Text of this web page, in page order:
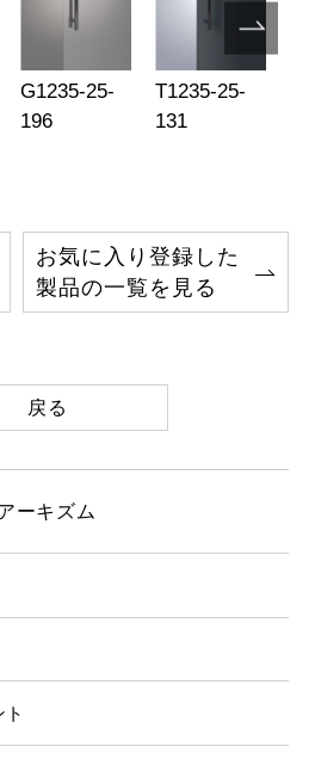
G1235-25-
196
T1235-25-
131
お気に入り登録した
製品の一覧を見る
戻る
ーキズム